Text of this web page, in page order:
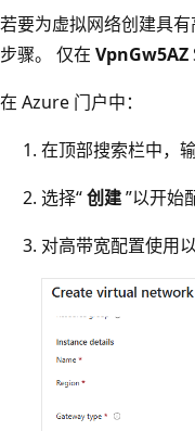
若要为虚拟网络创建具
步骤。 仅在 VpnGw5AZ
在 Azure 门户中：
在顶部搜索栏中，
选择“创建”以开始
对高带宽配置使用以